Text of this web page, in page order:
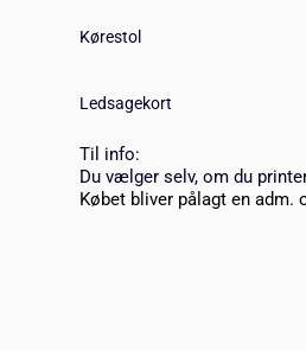
Kørestol
Ledsagekort
Til info:
Du vælger selv, om du
Købet bliver pålagt en